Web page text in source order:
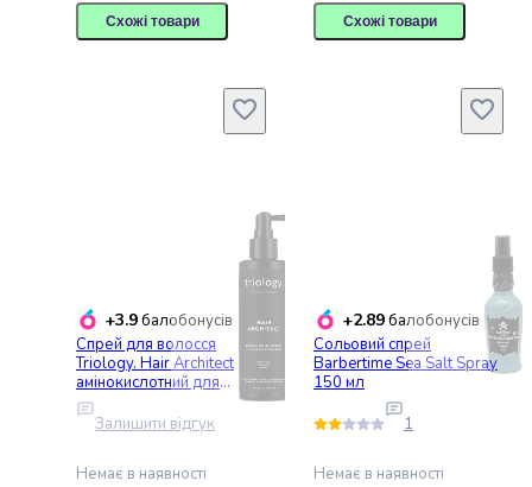
за
волоссям
Захист
від
сонця
і
автозасмага
Парфумерія
Засоби
Схожі товари Схожі товари
+3.9балобонусів
Спрей для волосся
Triology. Hair Architect
амінокислотний для
прикореневого об’єму та
створення текстури 200
Залишити відгук
Немає в наявності
+2.89балобонусів
Сольовий спрей
Barbertime Sea Salt Spray
150 мл
1
Немає в наявності